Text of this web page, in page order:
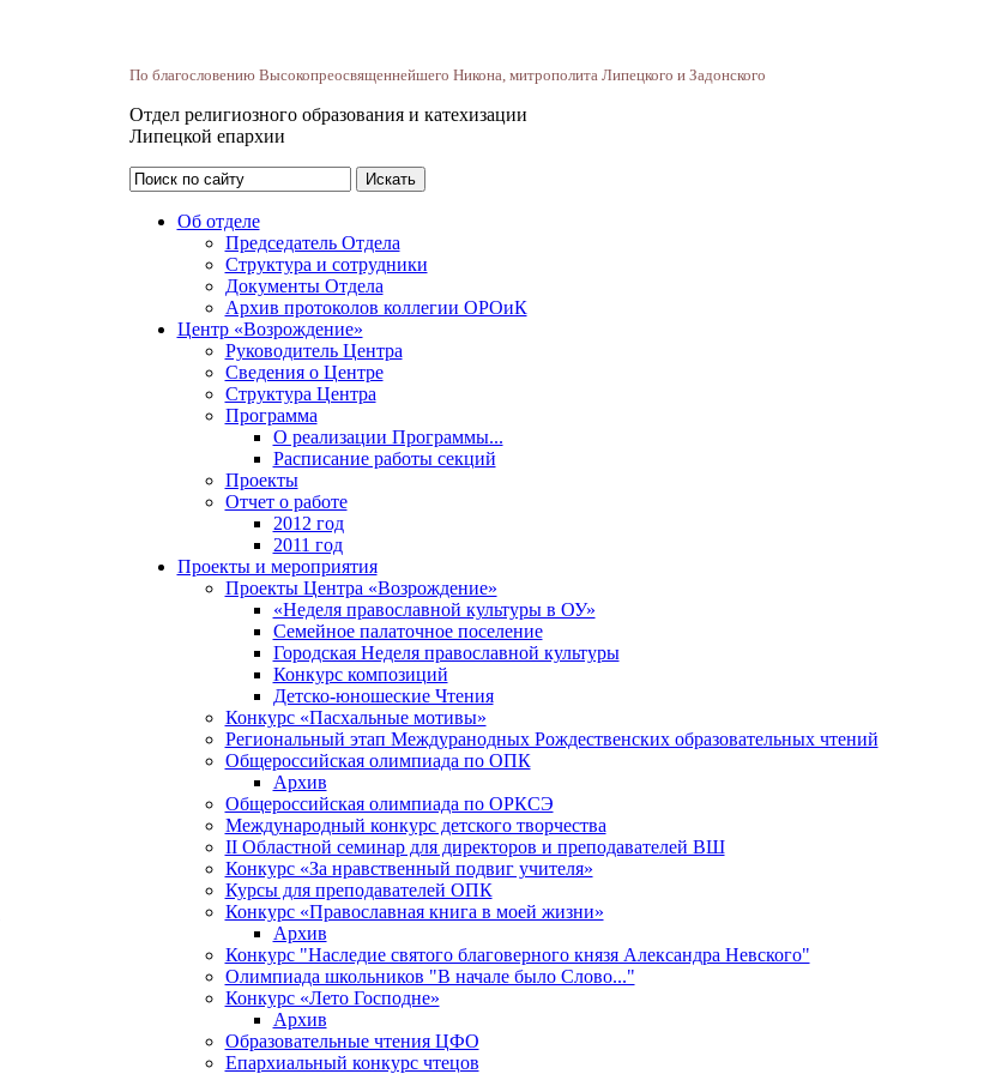
По благословению Высокопреосвященнейшего Никона, митрополита Липецкого и Задонского
Отдел религиозного образования и катехизации
Липецкой епархии
Об отделе
Председатель Отдела
Структура и сотрудники
Документы Отдела
Архив протоколов коллегии ОРОиК
Центр «Возрождение»
Руководитель Центра
Сведения о Центре
Структура Центра
Программа
О реализации Программы...
Расписание работы секций
Проекты
Отчет о работе
2012 год
2011 год
Проекты и мероприятия
Проекты Центра «Возрождение»
«Неделя православной культуры в ОУ»
Семейное палаточное поселение
Городская Неделя православной культуры
Конкурс композиций
Детско-юношеские Чтения
Конкурс «Пасхальные мотивы»
Региональный этап Междуранодных Рождественских образовательных чтений
Общероссийская олимпиада по ОПК
Архив
Общероссийская олимпиада по ОРКСЭ
Международный конкурс детского творчества
II Областной семинар для директоров и преподавателей ВШ
Конкурс «За нравственный подвиг учителя»
Курсы для преподавателей ОПК
Конкурс «Православная книга в моей жизни»
Архив
Конкурс "Наследие святого благоверного князя Александра Невского"
Олимпиада школьников "В начале было Слово..."
Конкурс «Лето Господне»
Архив
Образовательные чтения ЦФО
Епархиальный конкурс чтецов